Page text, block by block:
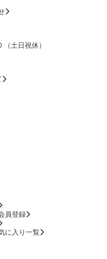
土日祝休）
員登録
に入り一覧